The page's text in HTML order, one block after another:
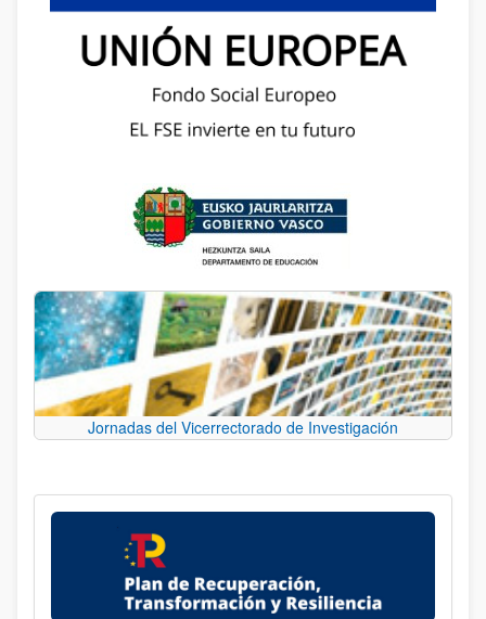
Jornadas del Vicerrectorado de Investigación